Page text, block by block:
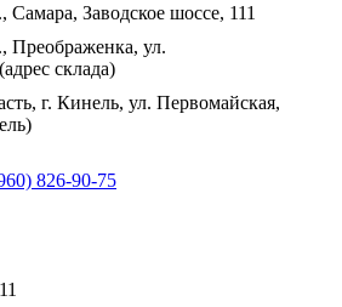
Самара, Заводское шоссе, 111
Преображенка, ул.
склада)
г. Кинель, ул. Первомайская,
826-90-75